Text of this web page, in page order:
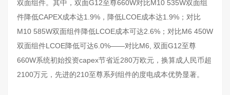
双面组件。其中，双面G12至尊660W对比M10 535W双面组
件降低CAPEX成本达1.9%，降低LCOE成本达1.9%；对比
M10 585W双面组件降低LCOE成本可达2.6%；对比M6 450W
双面组件LCOE降低可达6.0%——对比M6, 双面G12至尊
660W系统初始投资capex节省近280万欧元，换算成人民币超
2100万元，先进的210至尊系列组件的度电成本优势显著。